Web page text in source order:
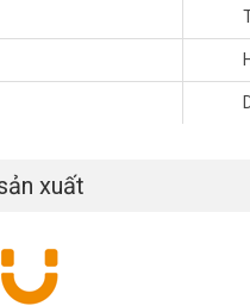
cứ đâu. Đặc biệt, IPC-K42P-
xuất